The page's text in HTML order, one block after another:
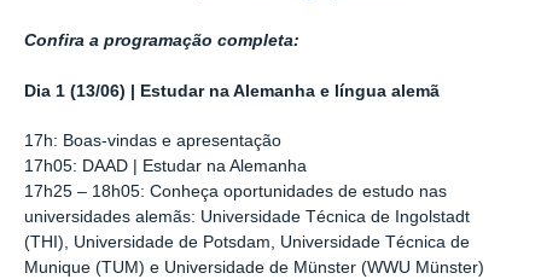
Confira a programação completa:
Dia 1 (13/06) | Estudar na Alemanha e língua alemã
17h: Boas-vindas e apresentação
17h05: DAAD | Estudar na Alemanha
17h25 – 18h05: Conheça oportunidades de estudo nas
universidades alemãs: Universidade Técnica de Ingolstadt
(THI), Universidade de Potsdam, Universidade Técnica de
Munique (TUM) e Universidade de Münster (WWU Münster)